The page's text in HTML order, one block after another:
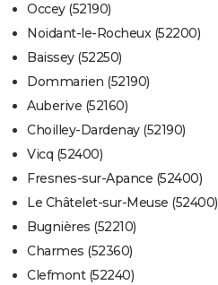
Occey (52190)
Noidant-le-Rocheux (52200)
Baissey (52250)
Dommarien (52190)
Auberive (52160)
Choilley-Dardenay (52190)
Vicq (52400)
Fresnes-sur-Apance (52400)
Le Châtelet-sur-Meuse (52400)
Bugnières (52210)
Charmes (52360)
Clefmont (52240)